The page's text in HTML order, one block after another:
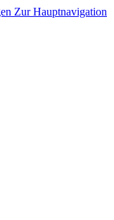
Zur Hauptnavigation